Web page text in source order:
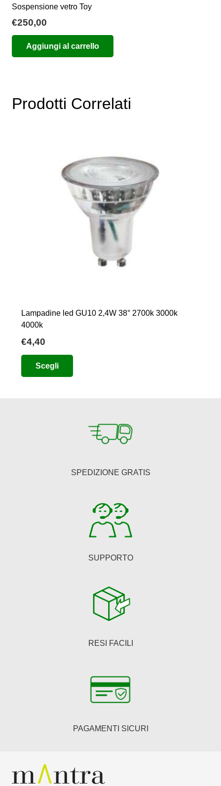
Sospensione vetro Toy
€250,00
Aggiungi al carrello
Prodotti Correlati
Lampadine led GU10 2,4W 38° 2700k 3000k
4000k
€4,40
Scegli
opzioni
pagina
prodotto
SPEDIZIONE GRATIS
SUPPORTO
RESI FACILI
PAGAMENTI SICURI